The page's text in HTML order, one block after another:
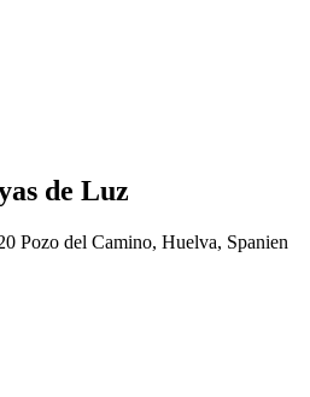
de Luz
Pozo del Camino, Huelva, Spanien